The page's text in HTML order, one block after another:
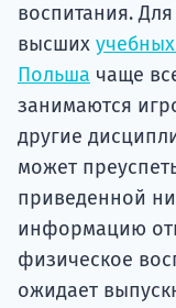
воспитания.
высших
Польша чаще
занимаются
другие
может
приведенной
информацию
физическое
ожидает